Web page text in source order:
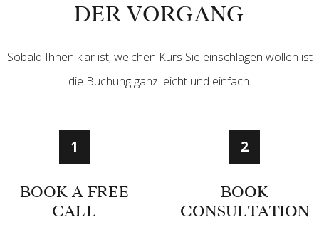
DER VORGANG
Sobald Ihnen klar ist, welchen Kurs Sie einschlagen wollen ist
die Buchung ganz leicht und einfach.
1
BOOK A FREE
CALL
2
BOOK
CONSULTATION